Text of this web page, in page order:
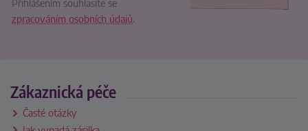
Přihlášením souhlasíte se
zpracováním osobních údajů.
Zákaznická péče
Časté otázky